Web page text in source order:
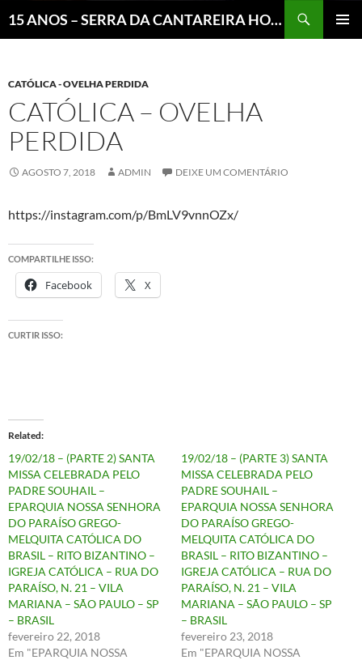
15 ANOS – SERRA DA CANTAREIRA HOJE E COTIDIANO DO BRASIL E DO MUNDO
CATÓLICA - OVELHA PERDIDA
CATÓLICA – OVELHA
PERDIDA
AGOSTO 7, 2018 ADMIN DEIXE UM COMENTÁRIO
https://instagram.com/p/BmLV9vnnOZx/
COMPARTILHE ISSO:
Facebook X
CURTIR ISSO:
Related
19/02/18 – (PARTE 2) SANTA
MISSA CELEBRADA PELO
PADRE SOUHAIL –
EPARQUIA NOSSA SENHORA
DO PARAÍSO GREGO-
MELQUITA CATÓLICA DO
BRASIL – RITO BIZANTINO –
IGREJA CATÓLICA – RUA DO
PARAÍSO, N. 21 – VILA
MARIANA – SÃO PAULO – SP
– BRASIL
fevereiro 22, 2018
Em "EPARQUIA NOSSA
19/02/18 – (PARTE 3) SANTA
MISSA CELEBRADA PELO
PADRE SOUHAIL –
EPARQUIA NOSSA SENHORA
DO PARAÍSO GREGO-
MELQUITA CATÓLICA DO
BRASIL – RITO BIZANTINO –
IGREJA CATÓLICA – RUA DO
PARAÍSO, N. 21 – VILA
MARIANA – SÃO PAULO – SP
– BRASIL
fevereiro 23, 2018
Em "EPARQUIA NOSSA